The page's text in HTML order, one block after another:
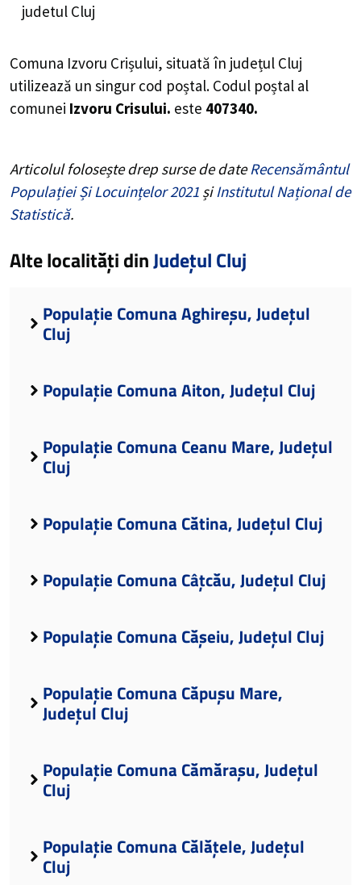
judetul Cluj
Comuna Izvoru Crișului, situată în județul Cluj
utilizează un singur cod poștal. Codul poștal al
comunei Izvoru Crisului. este 407340.
Articolul folosește drep surse de dateRecensământul
Populației Și Locuințelor 2021 șiInstitutul Național de
Statistică.
Alte localități dinJudețul Cluj
Populație Comuna Aghireșu, Județul
Cluj
Populație Comuna Aiton, Județul Cluj
Populație Comuna Ceanu Mare, Județul
Cluj
Populație Comuna Cătina, Județul Cluj
Populație Comuna Câțcău, Județul Cluj
Populație Comuna Cășeiu, Județul Cluj
Populație Comuna Căpușu Mare,
Județul Cluj
Populație Comuna Cămărașu, Județul
Cluj
Populație Comuna Călățele, Județul
Cluj